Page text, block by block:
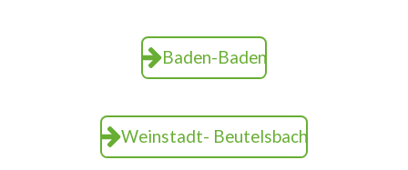
Baden-Baden
Weinstadt- Beutelsbach